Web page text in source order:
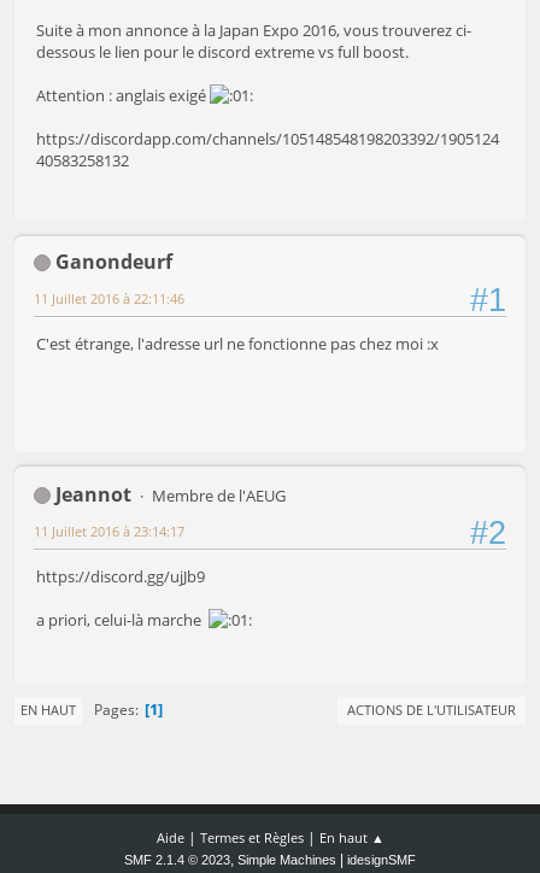
Suite à mon annonce à la Japan Expo 2016, vous trouverez ci-
dessous le lien pour le discord extreme vs full boost.
Attention : anglais exigé
https://discordapp.com/channels/105148548198203392/1905124
40583258132
Ganondeurf
#1
11 Juillet 2016 à 22:11:46
C'est étrange, l'adresse url ne fonctionne pas chez moi :x
Jeannot Membre de l'AEUG
#2
11 Juillet 2016 à 23:14:17
https://discord.gg/ujJb9
a priori, celui-là marche
EN HAUT Pages 1 ACTIONS DE L'UTILISATEUR
Aide| Termes et Règles| En haut ▲
SMF 2.1.4 © 2023, Simple Machines idesignSMF